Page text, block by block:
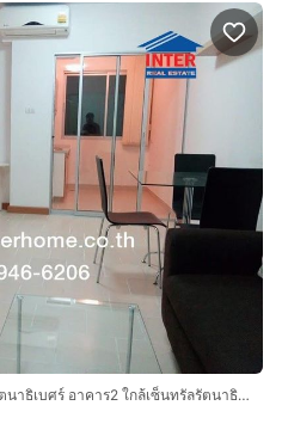
คอนโดมิเนียม 44.38 ตร.ม. ซิตี้โฮมรัตนาธิเบศร์ อาคาร2 ใกล้เซ็นทรัลรัตนาธิเบศร์ ซอยรัตนาธิเบศร์26 ถนนรัตนาธิเบศร์ เมืองนนทบุรี นนทบุรี